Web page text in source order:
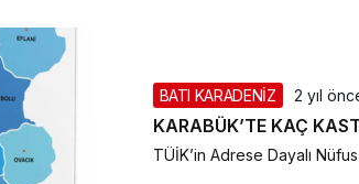
BATI KARADENİZ 2 yıl
KARABÜK’TE KAÇ
TÜİK’in Adrese Dayalı